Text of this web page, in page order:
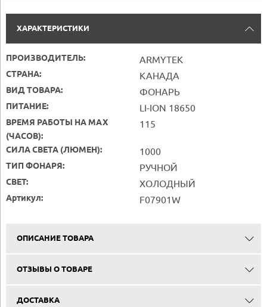
ХАРАКТЕРИСТИКИ
ПРОИЗВОДИТЕЛЬ: ARMYTEK
СТРАНА: КАНАДА
ВИД ТОВАРА: ФОНАРЬ
ПИТАНИЕ: LI-ION 18650
ВРЕМЯ РАБОТЫ НА MAX
(ЧАСОВ):
115
СИЛА СВЕТА (ЛЮМЕН): 1000
ТИП ФОНАРЯ: РУЧНОЙ
СВЕТ: ХОЛОДНЫЙ
Артикул: F07901W
ОПИСАНИЕ ТОВАРА
ОТЗЫВЫ О ТОВАРЕ
ДОСТАВКА